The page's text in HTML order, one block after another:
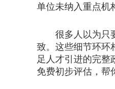
单位未纳入重点机
很多人以为只要
致。这些细节环环
足人才引进的完整
免费初步评估，帮